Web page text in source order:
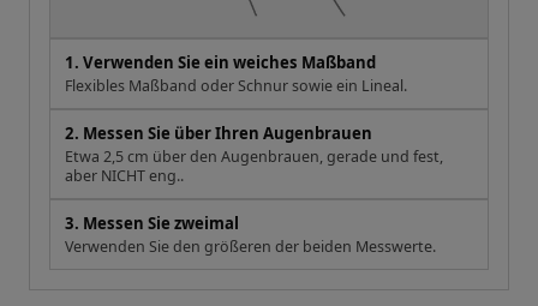
1. Verwenden Sie ein weiches Maßband
Flexibles Maßband oder Schnur sowie ein Lineal.
2. Messen Sie über Ihren Augenbrauen
Etwa 2,5 cm über den Augenbrauen, gerade und fest,
aber NICHT eng..
3. Messen Sie zweimal
Verwenden Sie den größeren der beiden Messwerte.